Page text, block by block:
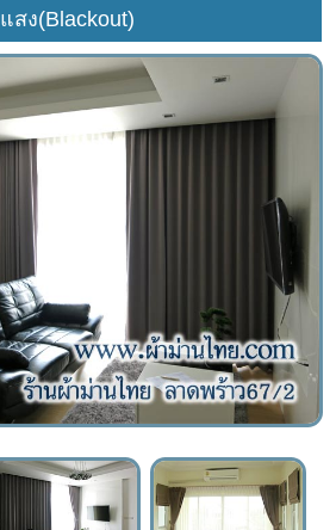
แสง(Blackout)